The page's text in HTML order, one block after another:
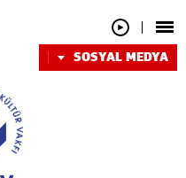
SOSYAL MEDYA